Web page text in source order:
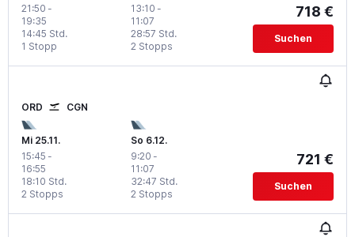
21:50 -
19:35
1 Stopp
14:45 Std.
13:10 -
11:07
2 Stopps
28:57 Std.
718 €
Suchen
ORD CGN
Mi 25.11.
15:45 -
16:55
2 Stopps
18:10 Std.
So 6.12.
9:20 -
11:07
2 Stopps
32:47 Std.
721 €
Suchen